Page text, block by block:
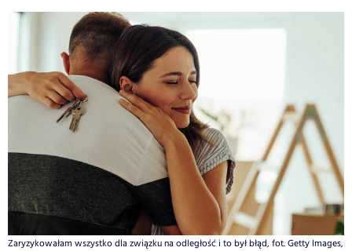
Zaryzykowałam wszystko dla związku na odległość i to był błąd, fot. Getty Images,